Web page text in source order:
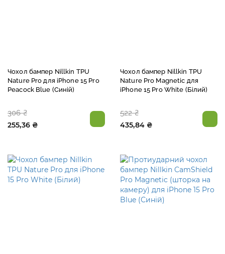
Чохол бампер Nillkin TPU
Nature Pro для iPhone 15 Pro
Peacock Blue (Синій)
306 ₴
255,36 ₴
Чохол бампер Nillkin TPU
Nature Pro Magnetic для
iPhone 15 Pro White (Білий)
522 ₴
435,84 ₴